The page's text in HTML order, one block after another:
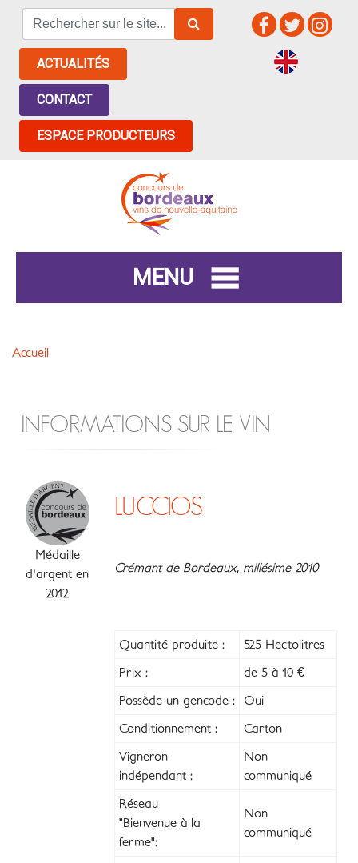
ACTUALITÉS
CONTACT
ESPACE PRODUCTEURS
MENU
Accueil
INFORMATIONS SUR LE VIN
Médaille
d'argent en
2012
LUCCIOS
Crémant de Bordeaux, millésime 2010
Quantité produite : 525 Hectolitres
Prix : de 5 à 10 €
Possède un gencode : Oui
Conditionnement : Carton
Vigneron
indépendant :
Non
communiqué
Réseau
"Bienvenue à la
ferme":
Non
communiqué